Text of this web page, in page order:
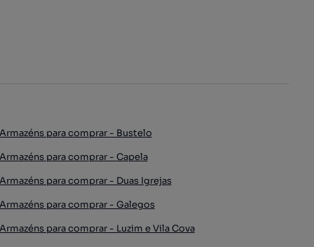
para comprar - Bustelo
para comprar - Capela
para comprar - Duas Igrejas
para comprar - Galegos
para comprar - Luzim e Vila Cova